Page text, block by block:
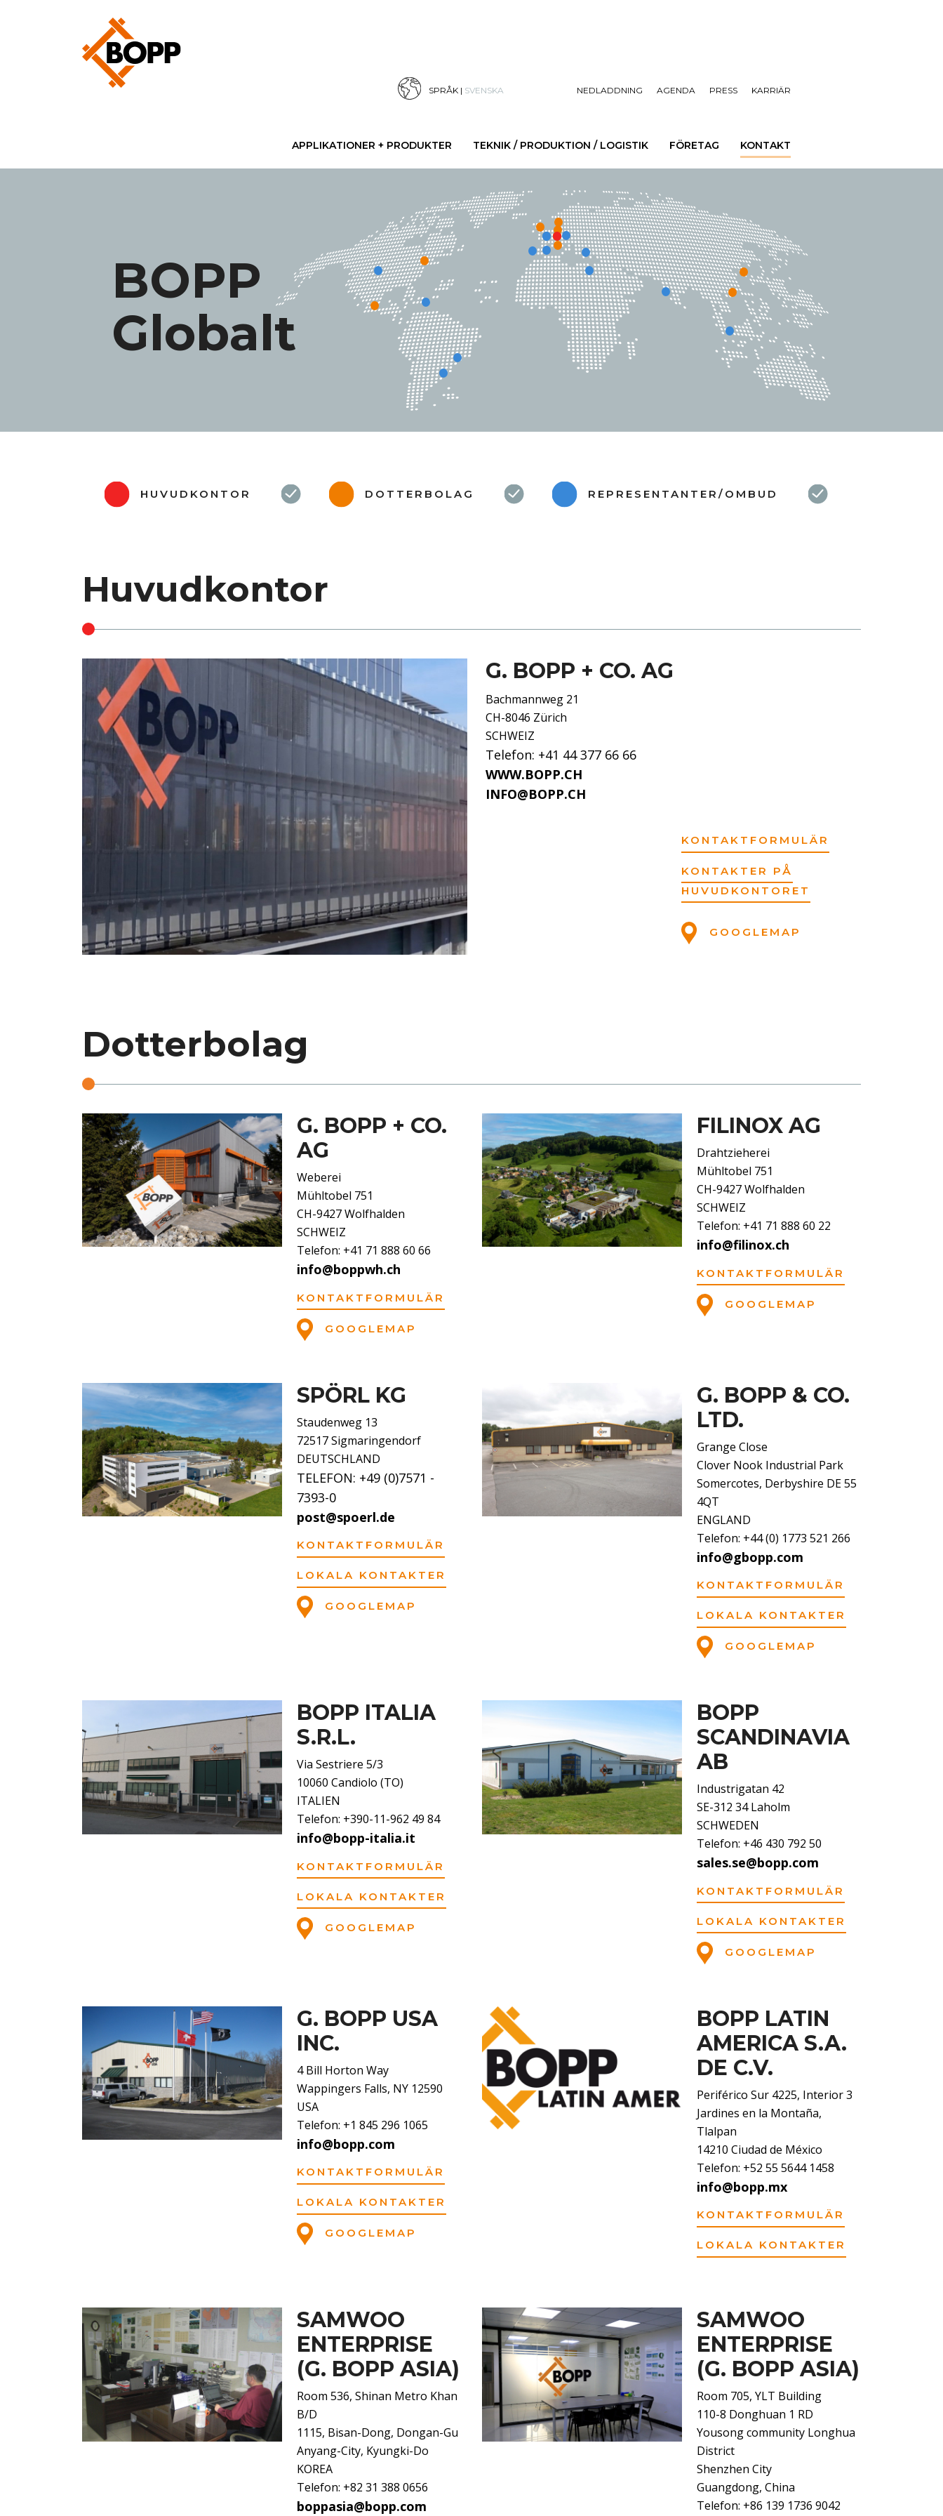
SPRÅK | SVENSKA NEDLADDNING AGENDA PRESS KARRIÄR
APPLIKATIONER + PRODUKTER TEKNIK / PRODUKTION / LOGISTIK FÖRETAG KONTAKT
BOPP
Globalt
HUVUDKONTOR DOTTERBOLAG REPRESENTANTER/OMBUD
Huvudkontor
G. BOPP + CO. AG
Bachmannweg 21
CH-8046 Zürich
SCHWEIZ
Telefon: +41 44 377 66 66
WWW.BOPP.CH
INFO@BOPP.CH
KONTAKTFORMULÄR
KONTAKTER PÅ
HUVUDKONTORET
GOOGLEMAP
Dotterbolag
G. BOPP + CO.
AG
Weberei
Mühltobel 751
CH-9427 Wolfhalden
SCHWEIZ
Telefon: +41 71 888 60 66
info@boppwh.ch
KONTAKTFORMULÄR
GOOGLEMAP
FILINOX AG
Drahtzieherei
Mühltobel 751
CH-9427 Wolfhalden
SCHWEIZ
Telefon: +41 71 888 60 22
info@filinox.ch
KONTAKTFORMULÄR
GOOGLEMAP
SPÖRL KG
Staudenweg 13
72517 Sigmaringendorf
DEUTSCHLAND
TELEFON: +49 (0)7571 -
7393-0
post@spoerl.de
KONTAKTFORMULÄR
LOKALA KONTAKTER
GOOGLEMAP
G. BOPP & CO.
LTD.
Grange Close
Clover Nook Industrial Park
Somercotes, Derbyshire DE 55
4QT
ENGLAND
Telefon: +44 (0) 1773 521 266
info@gbopp.com
KONTAKTFORMULÄR
LOKALA KONTAKTER
GOOGLEMAP
BOPP ITALIA
S.R.L.
Via Sestriere 5/3
10060 Candiolo (TO)
ITALIEN
Telefon: +390-11-962 49 84
info@bopp-italia.it
KONTAKTFORMULÄR
LOKALA KONTAKTER
GOOGLEMAP
BOPP
SCANDINAVIA
AB
Industrigatan 42
SE-312 34 Laholm
SCHWEDEN
Telefon: +46 430 792 50
sales.se@bopp.com
KONTAKTFORMULÄR
LOKALA KONTAKTER
GOOGLEMAP
G. BOPP USA
INC.
4 Bill Horton Way
Wappingers Falls, NY 12590
USA
Telefon: +1 845 296 1065
info@bopp.com
KONTAKTFORMULÄR
LOKALA KONTAKTER
GOOGLEMAP
BOPP LATIN
AMERICA S.A.
DE C.V.
Periférico Sur 4225, Interior 3
Jardines en la Montaña,
Tlalpan
14210 Ciudad de México
Telefon: +52 55 5644 1458
info@bopp.mx
KONTAKTFORMULÄR
LOKALA KONTAKTER
SAMWOO
ENTERPRISE
(G. BOPP ASIA)
Room 536, Shinan Metro Khan
B/D
1115, Bisan-Dong, Dongan-Gu
Anyang-City, Kyungki-Do
KOREA
Telefon: +82 31 388 0656
boppasia@bopp.com
SAMWOO
ENTERPRISE
(G. BOPP ASIA)
Room 705, YLT Building
110-8 Donghuan 1 RD
Yousong community Longhua
District
Shenzhen City
Guangdong, China
Telefon: +86 139 1736 9042